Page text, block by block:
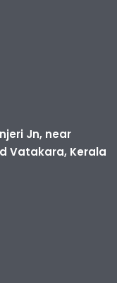
Jn, near
Vatakara, Kerala